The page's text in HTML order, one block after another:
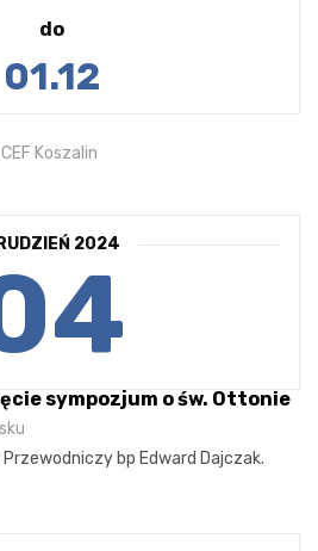
do
01.12
CEF Koszalin
2024
sympozjum o św. Ottonie
bp Edward Dajczak.